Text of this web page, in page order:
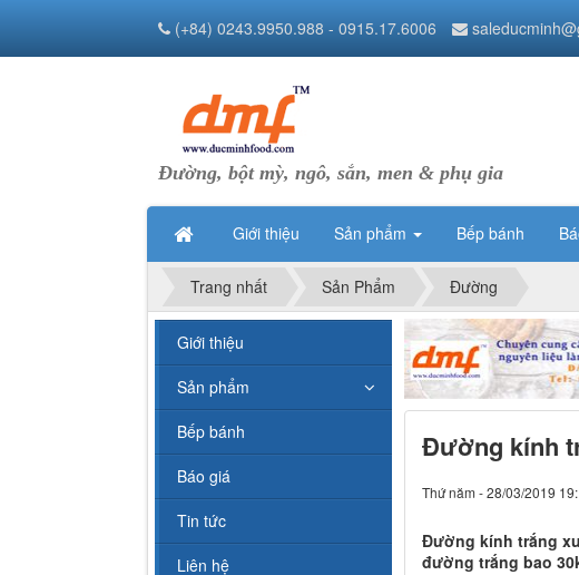
Đường, bột mỳ, ngô, sắn, men & phụ gia
Giới thiệu Sản phẩm Bếp bánh
(+84) 0243.9950.988 - 0915.17.6006
Trang nhất Sản Phẩm Đường
Đường kính
Thứ năm - 28/03/2019
Đường kính trắng
đường trắng bao
Giới thiệu
Sản phẩm
Bếp bánh
Báo giá
Tin tức
Liên hệ